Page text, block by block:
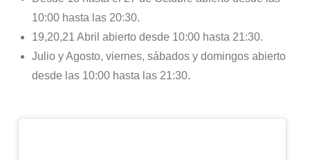
10:00 hasta las 20:30.
19,20,21 Abril abierto desde 10:00 hasta 21:30.
Julio y Agosto, viernes, sábados y domingos abierto
desde las 10:00 hasta las 21:30.